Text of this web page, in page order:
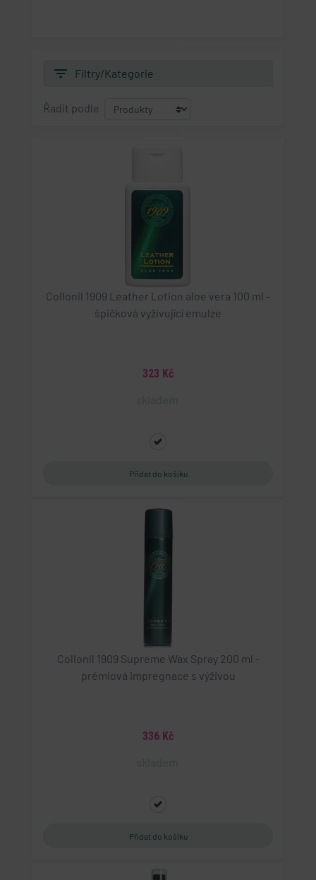
filter_list Filtry/Kategorie
Řadit podle
Collonil 1909 Leather Lotion aloe vera 100 ml -
špičková vyživující emulze
323 Kč
Collonil 1909 Supreme Wax Spray 200 ml -
prémiová impregnace s výživou
336 Kč